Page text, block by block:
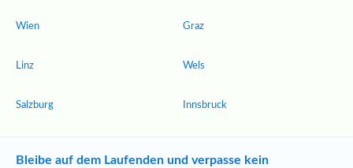
Wien
Linz
Salzburg
Graz
Wels
Innsbruck
Bleibe auf dem Laufenden und verpasse kein